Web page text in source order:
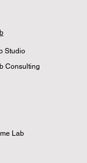
Studio
Consulting
Lab